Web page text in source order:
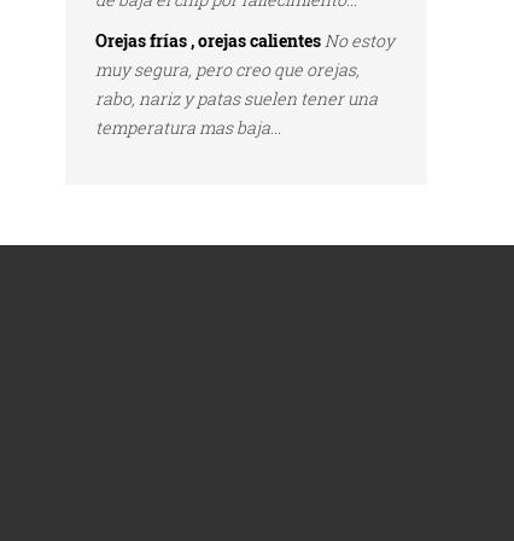
Orejas frías , orejas calientesNo estoy
muy segura, pero creo que orejas,
rabo, nariz y patas suelen tener una
temperatura mas baja...